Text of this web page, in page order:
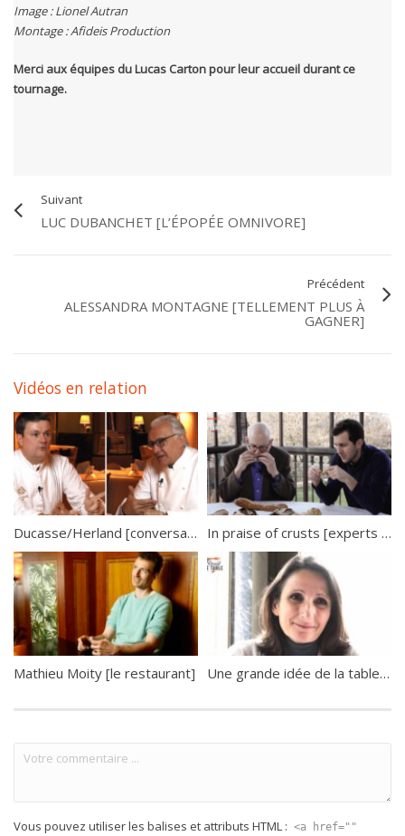
Image : Lionel Autran
Montage : Afideis Production
Merci aux équipes du Lucas Carton pour leur accueil durant ce
tournage.
Suivant
LUC DUBANCHET [L’ÉPOPÉE OMNIVORE]
Précédent
ALESSANDRA MONTAGNE [TELLEMENT PLUS À
GAGNER]
Vidéos en relation
Ducasse/Herland [conversation croisée] In praise of crusts [experts at the table]
Mathieu Moity [le restaurant] Une grande idée de la table [paroles d’experts]
Vous pouvez utiliser les balises et attributs HTML : <a href=""